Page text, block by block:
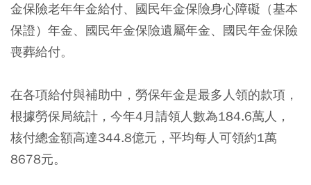
金保險老年年金給付、國民年金保險身心障礙（基本
保證）年金、國民年金保險遺屬年金、國民年金保險
喪葬給付。
在各項給付與補助中，勞保年金是最多人領的款項，
根據勞保局統計，今年4月請領人數為184.6萬人，
核付總金額高達344.8億元，平均每人可領約1萬
8678元。